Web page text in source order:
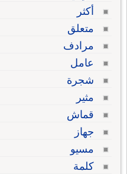
أكثر
متعلق
مرادف
عامل
شجرة
مثير
قماش
جهاز
مسيو
كلمة